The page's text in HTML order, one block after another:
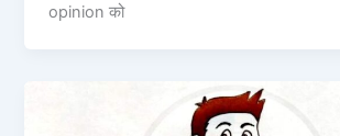
opinion को